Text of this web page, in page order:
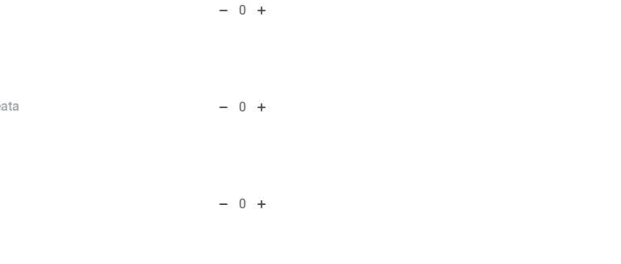
0
0
0